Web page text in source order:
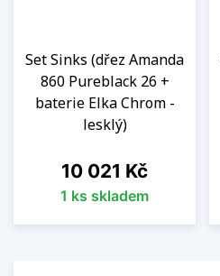
Set Sinks (dřez Amanda
860 Pureblack 26 +
baterie Elka Chrom -
lesklý)
Cena
10 021 Kč
1 ks skladem